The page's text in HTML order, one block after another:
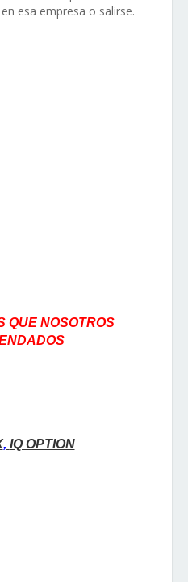
esa empresa o salirse.
NOSOTROS
, IQ OPTION